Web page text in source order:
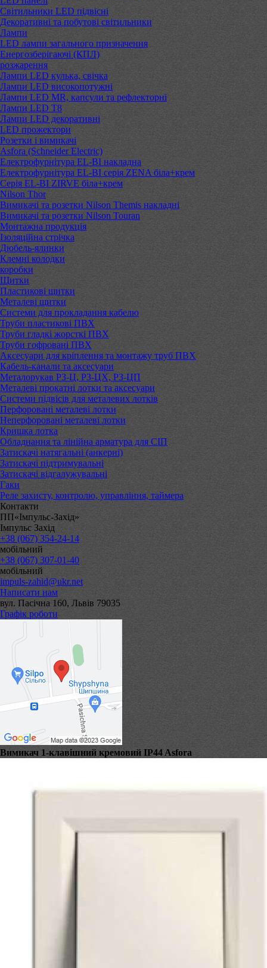
Світильники LED підвісні
Декоративні та побутові світильники
Лампи
LED лампи загального призначення
Енергозберігаючі (КПЛ)
розжарення
Лампи LED кулька, свічка
Лампи LED високопотужні
Лампи LED MR, капсули та рефлекторні
Лампи LED Т8
Лампи LED декоративні
LED прожектори
Розетки і вимикачі
Asfora (Schneider Electric)
Електрофурнітура EL-BI накладна
Електрофурнітура EL-BI серія ZENA біла+крем
Серія EL-BI ZIRVE біла+крем
Nilson Thor
Вимикачі та розетки Nilson Themis накладні
Вимикачі та розетки Nilson Touran
Монтажна продукція
Ізоляційна стрічка
Дюбель-ялинки
Клемні колодки
коробки
Щитки
Пластикові щитки
Металеві щитки
Системи для прокладання кабелю
Труби пластикові ПВХ
Труби гладкі жорсткі ПВХ
Труби гофровані ПВХ
Аксесуари для кріплення та монтажу труб ПВХ
Кабель-канали та аксесуари
Металорукав РЗ-Ц, РЗ-ЦХ, РЗ-ЦП
Металеві прокатні лотки та аксесуари
Системи підвісів для металевих лотків
Перфоровані металеві лотки
Неперфоровані металеві лотки
Кришка лотка
Обладнання та лінійна арматура для СІП
Затискачі натягальні (анкерні)
Затискачі підтримувальні
Затискачі відгалужувальні
Гаки
Реле захисту, контролю, управління, таймера
Контакти
ПП«Імпульс-Захід»
Імпульс Захід
+38 (067) 354-24-14
мобільний
+38 (067) 307-01-40
мобільний
impuls-zahid@ukr.net
Написати нам
вул. Пасічна 160, Львів 79035
Графік роботи
Вимикач 1-клавішний кремовий IP44 Asfora